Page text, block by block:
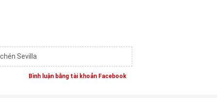
Sevilla
Bình luận bằng tài khoản Facebook